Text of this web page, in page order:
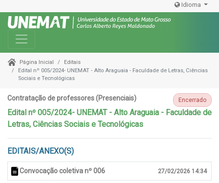
Idioma
Toggle navigation
Página Inicial
Editais
Edital nº 005/2024- UNEMAT - Alto Araguaia - Faculdade de Letras, Ciências
Sociais e Tecnológicas
Contratação de professores (Presenciais) Encerrado
Edital nº 005/2024- UNEMAT - Alto Araguaia - Faculdade de
Letras, Ciências Sociais e Tecnológicas
EDITAIS/ANEXO(S)
Convocação coletiva nº 006 27/02/2026 14:34